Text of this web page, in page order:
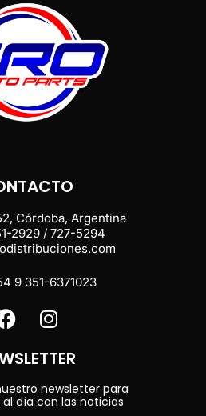
Córdoba, Argentina
2929 / 727-5294
9 351-6371023
newsletter para
día con las noticias